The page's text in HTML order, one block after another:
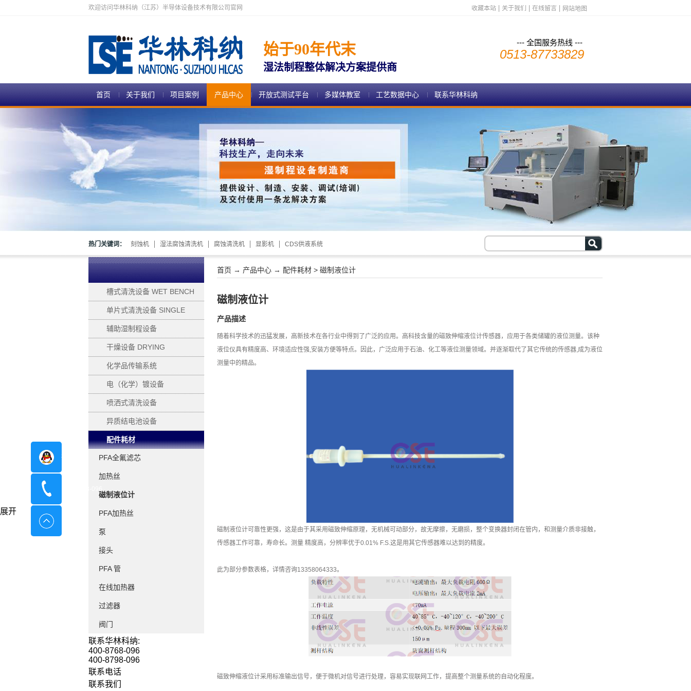
欢迎访问华林科纳（江苏）半导体设备技术有限公司官网 收藏本站 关于我们 在线留言 网站地图
始于90年代末
湿法制程整体解决方案提供商
--- 全国服务热线 ---
0513-87733829
首页 关于我们 项目案例 产品中心 开放式测试平台 多媒体教室 工艺数据中心 联系华林科纳
热门关键词： 刻蚀机 湿法腐蚀清洗机 腐蚀清洗机 显影机 CDS供液系统
槽式清洗设备 WET BENCH
单片式清洗设备 SINGLE
WAFER PROCESSING
辅助湿制程设备
SUPPORTING
干燥设备 DRYING
化学品传输系统
电（化学）镀设备
ELECTROPLATING
喷洒式清洗设备
异质结电池设备
配件耗材
PFA全氟滤芯
加热丝
磁制液位计
PFA加热丝
泵
接头
PFA 管
在线加热器
过滤器
阀门
联系华林科纳:
400-8768-096
400-8798-096
联系电话
联系我们
首页 → 产品中心 → 配件耗材 > 磁制液位计
磁制液位计
产品描述
随着科学技术的迅猛发展，高新技术在各行业中得到了广泛的应用。高科技含量的磁致伸缩液位计传感器，应用于各类储罐的液位测量。该种
液位仪具有精度高、环境适应性强,安装方便等特点。因此，广泛应用于石油、化工等液位测量领域。并逐渐取代了其它传统的传感器,成为液位
测量中的精品。
磁制液位计可靠性更强，这是由于其采用磁致伸缩原理，无机械可动部分，故无摩擦，无磨损，整个变换器封闭在管内，和测量介质非接触，
传感器工作可靠，寿命长。测量 精度高，分辨率优于0.01% F.S.这是用其它传感器难以达到的精度。
此为部分参数表格，详情咨询13358064333。
磁致伸缩液位计采用标准输出信号，便于微机对信号进行处理，容易实现联网工作，提高整个测量系统的自动化程度。
在线咨询
展开